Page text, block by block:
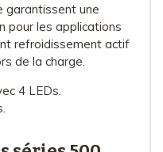
garantissent une
pour les applications
refroidissement actif
de la charge.
4 LEDs.